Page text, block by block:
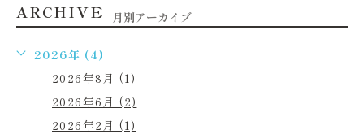
ARCHIVE 月別アーカイブ
2026年 (4)
2026年8月 (1)
2026年6月 (2)
2026年2月 (1)